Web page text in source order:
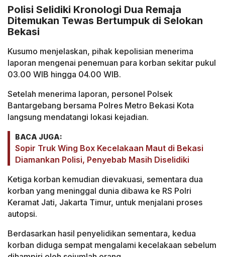
Polisi Selidiki Kronologi Dua Remaja
Ditemukan Tewas Bertumpuk di Selokan
Bekasi
Kusumo menjelaskan, pihak kepolisian menerima
laporan mengenai penemuan para korban sekitar pukul
03.00 WIB hingga 04.00 WIB.
Setelah menerima laporan, personel Polsek
Bantargebang bersama Polres Metro Bekasi Kota
langsung mendatangi lokasi kejadian.
BACA JUGA:
Sopir Truk Wing Box Kecelakaan Maut di Bekasi
Diamankan Polisi, Penyebab Masih Diselidiki
Ketiga korban kemudian dievakuasi, sementara dua
korban yang meninggal dunia dibawa ke RS Polri
Keramat Jati, Jakarta Timur, untuk menjalani proses
autopsi.
Berdasarkan hasil penyelidikan sementara, kedua
korban diduga sempat mengalami kecelakaan sebelum